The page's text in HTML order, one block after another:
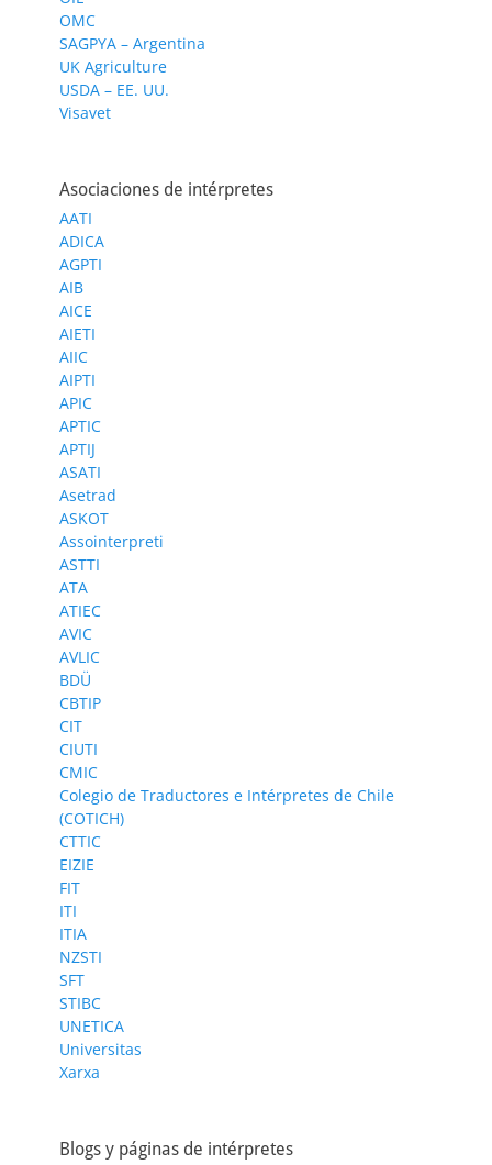
OMC
SAGPYA – Argentina
UK Agriculture
USDA – EE. UU.
Visavet
Asociaciones de intérpretes
AATI
ADICA
AGPTI
AIB
AICE
AIETI
AIIC
AIPTI
APIC
APTIC
APTIJ
ASATI
Asetrad
ASKOT
Assointerpreti
ASTTI
ATA
ATIEC
AVIC
AVLIC
BDÜ
CBTIP
CIT
CIUTI
CMIC
Colegio de Traductores e Intérpretes de Chile
(COTICH)
CTTIC
EIZIE
FIT
ITI
ITIA
NZSTI
SFT
STIBC
UNETICA
Universitas
Xarxa
Blogs y páginas de intérpretes